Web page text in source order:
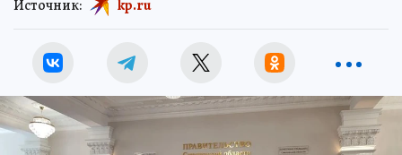
Источник: kp.ru